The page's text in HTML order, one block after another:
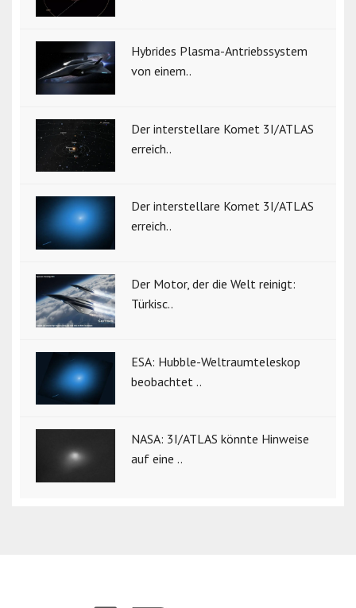
Hybrides Plasma-Antriebssystem
von einem..
Der interstellare Komet 3I/ATLAS
erreich..
Der interstellare Komet 3I/ATLAS
erreich..
Der Motor, der die Welt reinigt:
Türkisc..
ESA: Hubble-Weltraumteleskop
beobachtet ..
NASA: 3I/ATLAS könnte Hinweise
auf eine ..